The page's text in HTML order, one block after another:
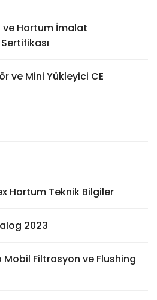
ve Hortum İmalat
ve Mini Yükleyici CE
Hortum Teknik Bilgiler
2023
Mobil Filtrasyon ve Flushing